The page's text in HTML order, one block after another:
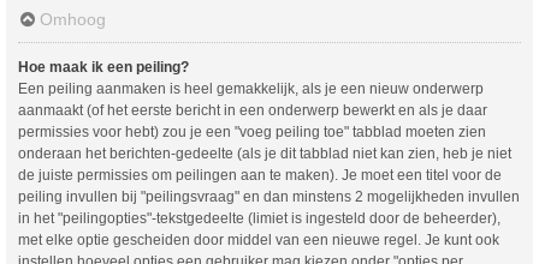
Omhoog
Hoe maak ik een peiling?
Een peiling aanmaken is heel gemakkelijk, als je een nieuw onderwerp
aanmaakt (of het eerste bericht in een onderwerp bewerkt en als je daar
permissies voor hebt) zou je een "voeg peiling toe" tabblad moeten zien
onderaan het berichten-gedeelte (als je dit tabblad niet kan zien, heb je niet
de juiste permissies om peilingen aan te maken). Je moet een titel voor de
peiling invullen bij "peilingsvraag" en dan minstens 2 mogelijkheden invullen
in het "peilingopties"-tekstgedeelte (limiet is ingesteld door de beheerder),
met elke optie gescheiden door middel van een nieuwe regel. Je kunt ook